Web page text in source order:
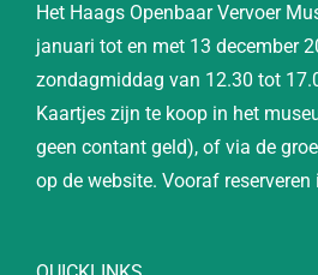
Het Haags Openbaar Vervoer
januari tot en met 13 december
zondagmiddag van 12.30 tot
Kaartjes zijn te koop in het
geen contant geld), of via de
op de website. Vooraf